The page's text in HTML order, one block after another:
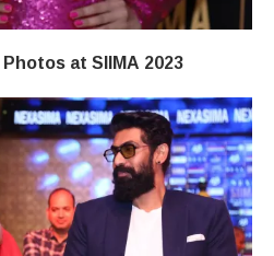
at SIIMA 2023